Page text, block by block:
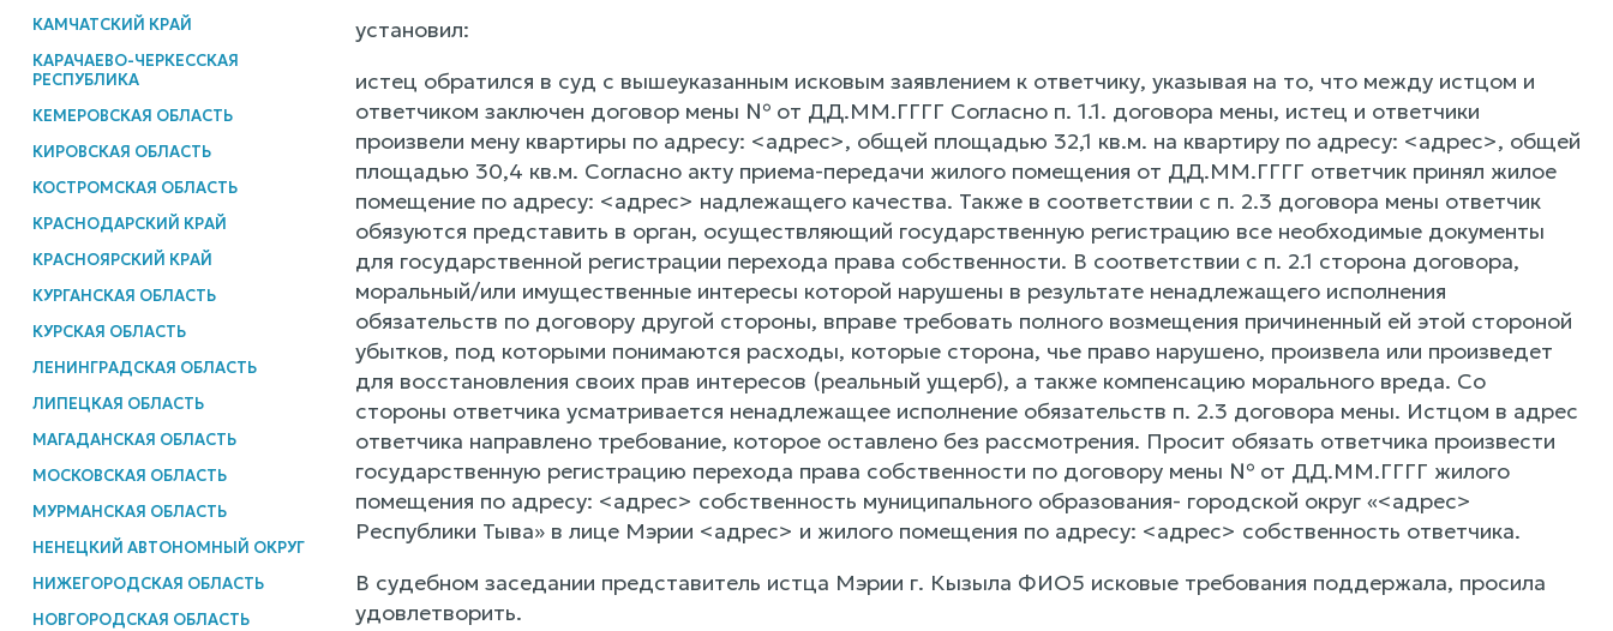
КАМЧАТСКИЙ КРАЙ
КАРАЧАЕВО-ЧЕРКЕССКАЯ
РЕСПУБЛИКА
КЕМЕРОВСКАЯ ОБЛАСТЬ
КИРОВСКАЯ ОБЛАСТЬ
КОСТРОМСКАЯ ОБЛАСТЬ
КРАСНОДАРСКИЙ КРАЙ
КРАСНОЯРСКИЙ КРАЙ
КУРГАНСКАЯ ОБЛАСТЬ
КУРСКАЯ ОБЛАСТЬ
ЛЕНИНГРАДСКАЯ ОБЛАСТЬ
ЛИПЕЦКАЯ ОБЛАСТЬ
МАГАДАНСКАЯ ОБЛАСТЬ
МОСКОВСКАЯ ОБЛАСТЬ
МУРМАНСКАЯ ОБЛАСТЬ
НЕНЕЦКИЙ АВТОНОМНЫЙ ОКРУГ
НИЖЕГОРОДСКАЯ ОБЛАСТЬ
НОВГОРОДСКАЯ ОБЛАСТЬ
установил:
истец обратился в суд с вышеуказанным исковым заявлением к ответчику, указывая на то, что между истцом и
ответчиком заключен договор мены № от ДД.ММ.ГГГГ Согласно п. 1.1. договора мены, истец и ответчики
произвели мену квартиры по адресу: <адрес>, общей площадью 32,1 кв.м. на квартиру по адресу: <адрес>, общей
площадью 30,4 кв.м. Согласно акту приема-передачи жилого помещения от ДД.ММ.ГГГГ ответчик принял жилое
помещение по адресу: <адрес> надлежащего качества. Также в соответствии с п. 2.3 договора мены ответчик
обязуются представить в орган, осуществляющий государственную регистрацию все необходимые документы
для государственной регистрации перехода права собственности. В соответствии с п. 2.1 сторона договора,
моральный/или имущественные интересы которой нарушены в результате ненадлежащего исполнения
обязательств по договору другой стороны, вправе требовать полного возмещения причиненный ей этой стороной
убытков, под которыми понимаются расходы, которые сторона, чье право нарушено, произвела или произведет
для восстановления своих прав интересов (реальный ущерб), а также компенсацию морального вреда. Со
стороны ответчика усматривается ненадлежащее исполнение обязательств п. 2.3 договора мены. Истцом в адрес
ответчика направлено требование, которое оставлено без рассмотрения. Просит обязать ответчика произвести
государственную регистрацию перехода права собственности по договору мены № от ДД.ММ.ГГГГ жилого
помещения по адресу: <адрес> собственность муниципального образования- городской округ «<адрес>
Республики Тыва» в лице Мэрии <адрес> и жилого помещения по адресу: <адрес> собственность ответчика.
В судебном заседании представитель истца Мэрии г. Кызыла ФИО5 исковые требования поддержала, просила
удовлетворить.